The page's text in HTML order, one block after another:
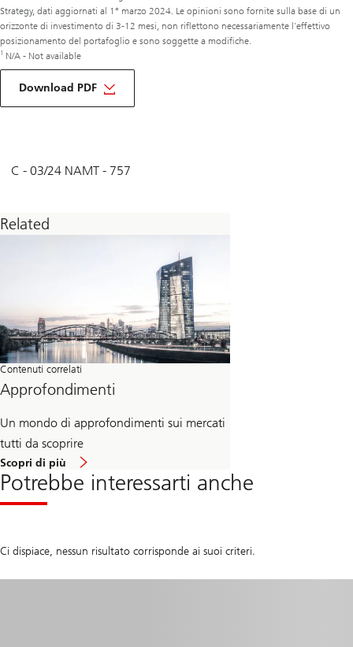
Strategy, dati aggiornati al 1° marzo 2024. Le opinioni sono fornite sulla base di un
orizzonte di investimento di 3-12 mesi, non riflettono necessariamente l'effettivo
posizionamento del portafoglio e sono soggette a modifiche.
1 N/A - Not available
Download PDF
C - 03/24 NAMT - 757
Related
Contenuti correlati
Approfondimenti
Un mondo di approfondimenti sui mercati
tutti da scoprire
Scopri di più
Approfondimenti
Potrebbe interessarti anche
Ci dispiace, nessun risultato corrisponde ai suoi criteri.